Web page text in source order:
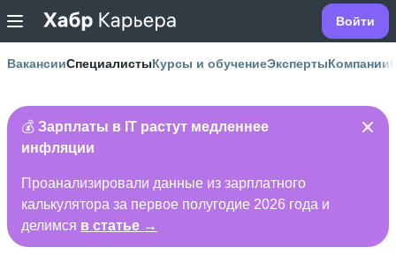
Войти
ВакансииСпециалистыКурсы и обучениеЭкспертыКомпании
💰 Зарплаты в IT растут медленнее
инфляции
Проанализировали данные из зарплатного
калькулятора за первое полугодие 2026 года и
делимся в статье →